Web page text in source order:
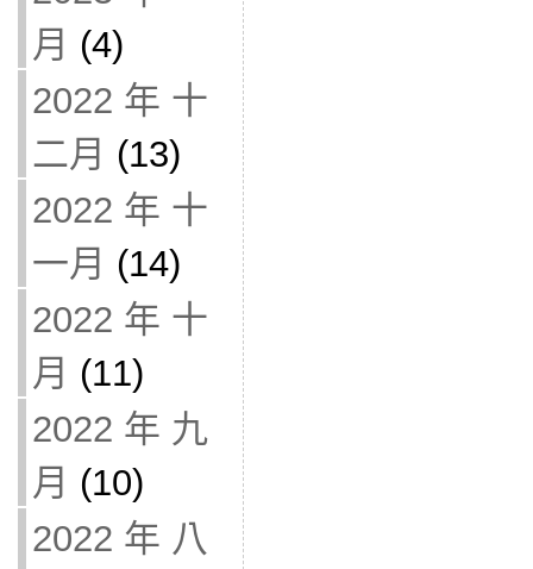
月 (4)
2022 年 十
二月 (13)
2022 年 十
一月 (14)
2022 年 十
月 (11)
2022 年 九
月 (10)
2022 年 八